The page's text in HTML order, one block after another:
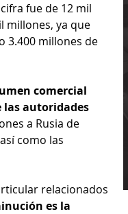
fue de 12 mil
millones, ya que
3.400 millones de
comercial
las autoridades
a Rusia de
como las
relacionados
es la